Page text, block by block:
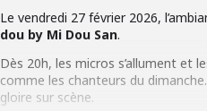
Le vendredi 27 février 2026,
dou by Mi Dou San.
Dès 20h, les micros s’allument et
comme les chanteurs du
gloire sur scène.